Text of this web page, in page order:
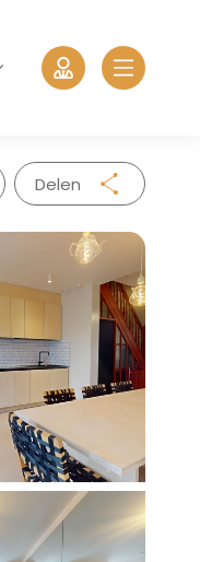
Delen
Facebook
Twitter
Whatsapp
Mail